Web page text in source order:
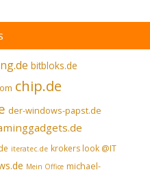
bitbloks.de
chip.de
der-windows-papst.de
iteratec.de krokers look @IT
Mein Office michael-